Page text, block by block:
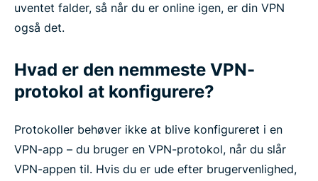
uventet falder, så når du er online igen, er din VPN
også det.
Hvad er den nemmeste VPN-
protokol at konfigurere?
Protokoller behøver ikke at blive konfigureret i en
VPN-app – du bruger en VPN-protokol, når du slår
VPN-appen til. Hvis du er ude efter brugervenlighed,